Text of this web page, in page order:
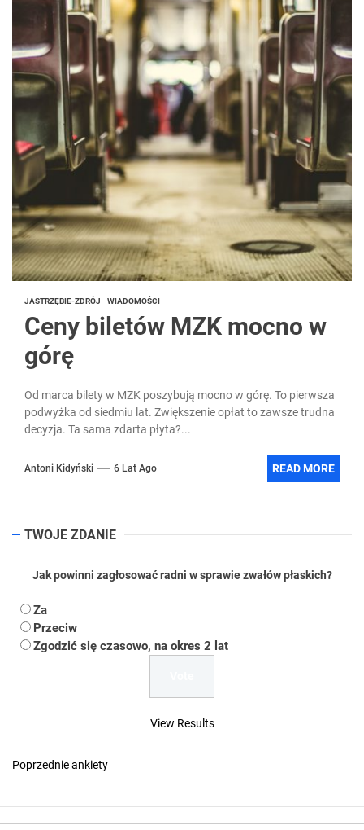
JASTRZĘBIE-ZDRÓJ WIADOMOŚCI
Ceny biletów MZK mocno w
górę
Od marca bilety w MZK poszybują mocno w górę. To pierwsza
podwyżka od siedmiu lat. Zwiększenie opłat to zawsze trudna
decyzja. Ta sama zdarta płyta?...
Antoni Kidyński 6 Lat Ago READ MORE
TWOJE ZDANIE
Jak powinni zagłosować radni w sprawie zwałów płaskich?
Za
Przeciw
Zgodzić się czasowo, na okres 2 lat
View Results
Poprzednie ankiety